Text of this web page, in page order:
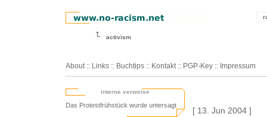
activism
About :: Links :: Buchtips :: Kontakt :: PGP-Key :: Impressum
interne verweise
Das Protestfrühstück wurde untersagt
[ 13. Jun 2004 ]